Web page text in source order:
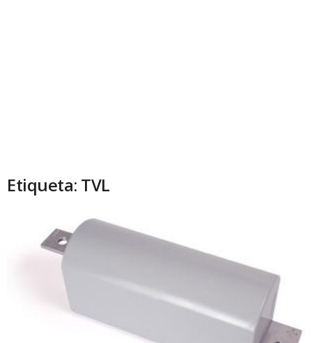
Etiqueta: TVL